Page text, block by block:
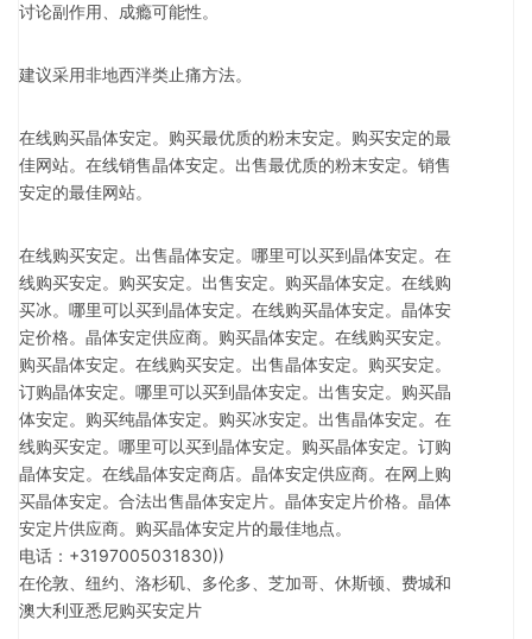
讨论副作用、成瘾可能性。
建议采用非地西泮类止痛方法。
在线购买晶体安定。购买最优质的粉末安定。购买安定的最
佳网站。在线销售晶体安定。出售最优质的粉末安定。销售
安定的最佳网站。
在线购买安定。出售晶体安定。哪里可以买到晶体安定。在
线购买安定。购买安定。出售安定。购买晶体安定。在线购
买冰。哪里可以买到晶体安定。在线购买晶体安定。晶体安
定价格。晶体安定供应商。购买晶体安定。在线购买安定。
购买晶体安定。在线购买安定。出售晶体安定。购买安定。
订购晶体安定。哪里可以买到晶体安定。出售安定。购买晶
体安定。购买纯晶体安定。购买冰安定。出售晶体安定。在
线购买安定。哪里可以买到晶体安定。购买晶体安定。订购
晶体安定。在线晶体安定商店。晶体安定供应商。在网上购
买晶体安定。合法出售晶体安定片。晶体安定片价格。晶体
安定片供应商。购买晶体安定片的最佳地点。
电话：+3197005031830))
在伦敦、纽约、洛杉矶、多伦多、芝加哥、休斯顿、费城和
澳大利亚悉尼购买安定片